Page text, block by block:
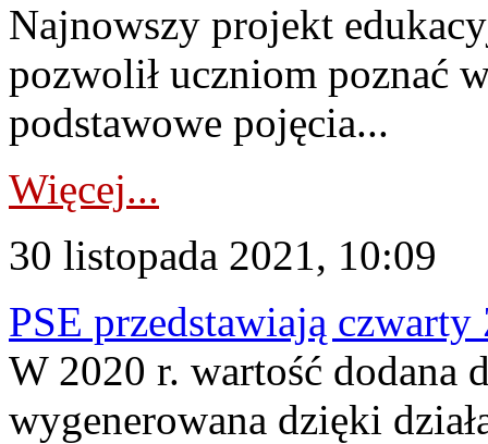
Najnowszy projekt
pozwolił uczniom poznać
podstawowe pojęcia...
Więcej...
30 listopada 2021, 10:09
PSE przedstawiają
W 2020 r. wartość dodana
wygenerowana dzięki